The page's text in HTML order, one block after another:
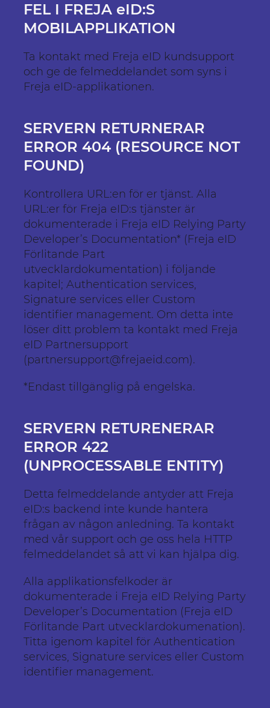
FEL I FREJA eID:S
MOBILAPPLIKATION
Ta kontakt med Freja eID kundsupport
och ge de felmeddelandet som syns i
Freja eID-applikationen.
SERVERN RETURNERAR
ERROR 404 (RESOURCE NOT
FOUND)
Kontrollera URL:en för er tjänst. Alla
URL:er för Freja eID:s tjänster är
dokumenterade i Freja eID Relying Party
Developer’s Documentation* (Freja eID
Förlitande Part
utvecklardokumentation) i följande
kapitel; Authentication services,
Signature services eller Custom
identifier management. Om detta inte
löser ditt problem ta kontakt med Freja
eID Partnersupport
(partnersupport@frejaeid.com).
*Endast tillgänglig på engelska.
SERVERN RETURENERAR
ERROR 422
(UNPROCESSABLE ENTITY)
Detta felmeddelande antyder att Freja
eID:s backend inte kunde hantera
frågan av någon anledning. Ta kontakt
med vår support och ge oss hela HTTP
felmeddelandet så att vi kan hjälpa dig.
Alla applikationsfelkoder är
dokumenterade i Freja eID Relying Party
Developer’s Documentation (Freja eID
Förlitande Part utvecklardokumenation).
Titta igenom kapitel för Authentication
services, Signature services eller Custom
identifier management.